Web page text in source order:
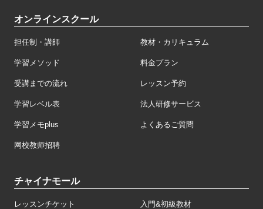
オンラインスクール
担任制・講師 教材・カリキュラム
学習メソッド 料金プラン
受講までの流れ レッスン予約
学習レベル表 法人研修サービス
学習メモplus よくあるご質問
网校教师招聘
チャイナモール
レッスンチケット 入門&初級教材